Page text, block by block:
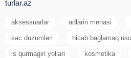
turlar.az
aksessuarlar adlarin menasi
sac duzumleri hicab baglamaq
is qurmagin yollari kosmetika